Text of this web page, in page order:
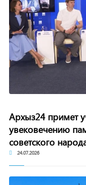
Архыз24 примет
увековечению
советского
24.07.2026